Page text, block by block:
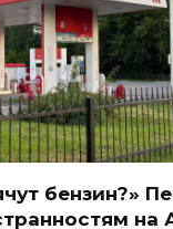
бензин?»
на